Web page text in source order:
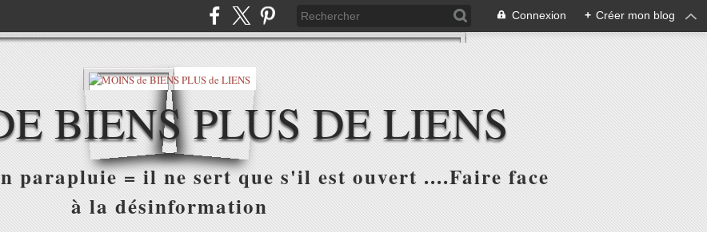
Connexion + Créer mon blog
BIENS PLUS DE LIENS
parapluie = il ne sert que s'il est ouvert ....Faire face
à la désinformation